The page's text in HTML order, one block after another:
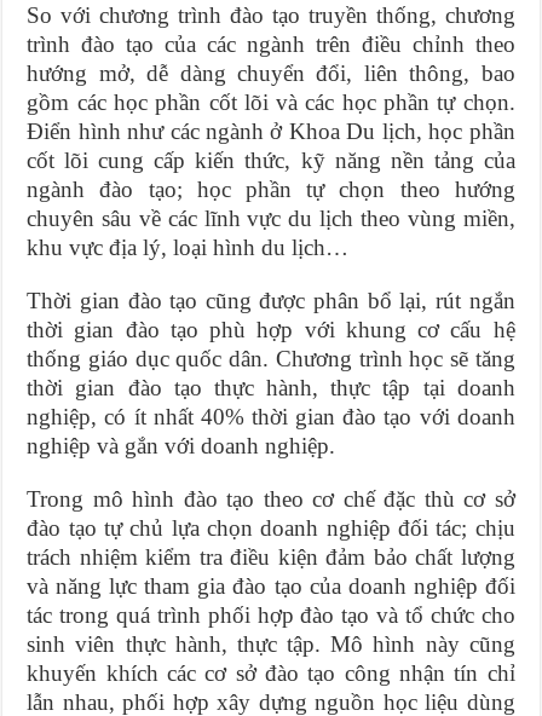
So với chương trình đào tạo truyền thống, chương
trình đào tạo của các ngành trên điều chỉnh theo
hướng mở, dễ dàng chuyển đổi, liên thông, bao
gồm các học phần cốt lõi và các học phần tự chọn.
Điển hình như các ngành ở Khoa Du lịch, học phần
cốt lõi cung cấp kiến thức, kỹ năng nền tảng của
ngành đào tạo; học phần tự chọn theo hướng
chuyên sâu về các lĩnh vực du lịch theo vùng miền,
khu vực địa lý, loại hình du lịch…
Thời gian đào tạo cũng được phân bổ lại, rút ngắn
thời gian đào tạo phù hợp với khung cơ cấu hệ
thống giáo dục quốc dân. Chương trình học sẽ tăng
thời gian đào tạo thực hành, thực tập tại doanh
nghiệp, có ít nhất 40% thời gian đào tạo với doanh
nghiệp và gắn với doanh nghiệp.
Trong mô hình đào tạo theo cơ chế đặc thù cơ sở
đào tạo tự chủ lựa chọn doanh nghiệp đối tác; chịu
trách nhiệm kiểm tra điều kiện đảm bảo chất lượng
và năng lực tham gia đào tạo của doanh nghiệp đối
tác trong quá trình phối hợp đào tạo và tổ chức cho
sinh viên thực hành, thực tập. Mô hình này cũng
khuyến khích các cơ sở đào tạo công nhận tín chỉ
lẫn nhau, phối hợp xây dựng nguồn học liệu dùng